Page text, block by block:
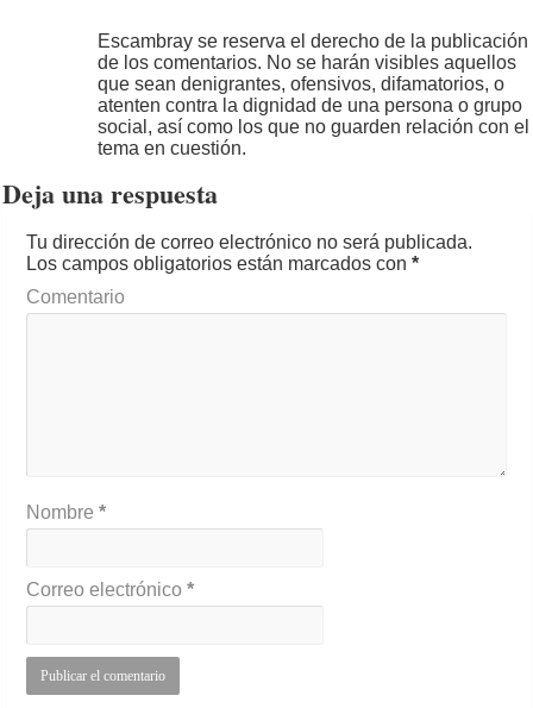
Escambray se reserva el derecho de la publicación
de los comentarios. No se harán visibles aquellos
que sean denigrantes, ofensivos, difamatorios, o
atenten contra la dignidad de una persona o grupo
social, así como los que no guarden relación con el
tema en cuestión.
Deja una respuesta
Tu dirección de correo electrónico no será publicada.
Los campos obligatorios están marcados con*
Comentario
Nombre*
Correo electrónico*